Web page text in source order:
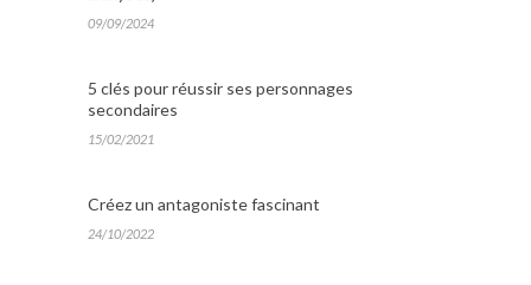
09/09/2024
5 clés pour réussir ses personnages
secondaires
15/02/2021
Créez un antagoniste fascinant
24/10/2022